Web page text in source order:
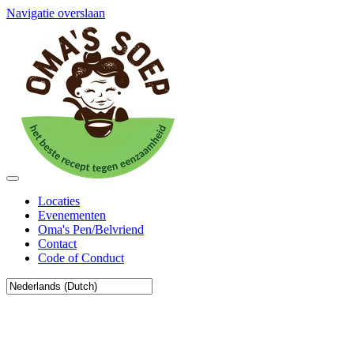
Navigatie overslaan
Locaties
Evenementen
Oma's Pen/Belvriend
Contact
Code of Conduct